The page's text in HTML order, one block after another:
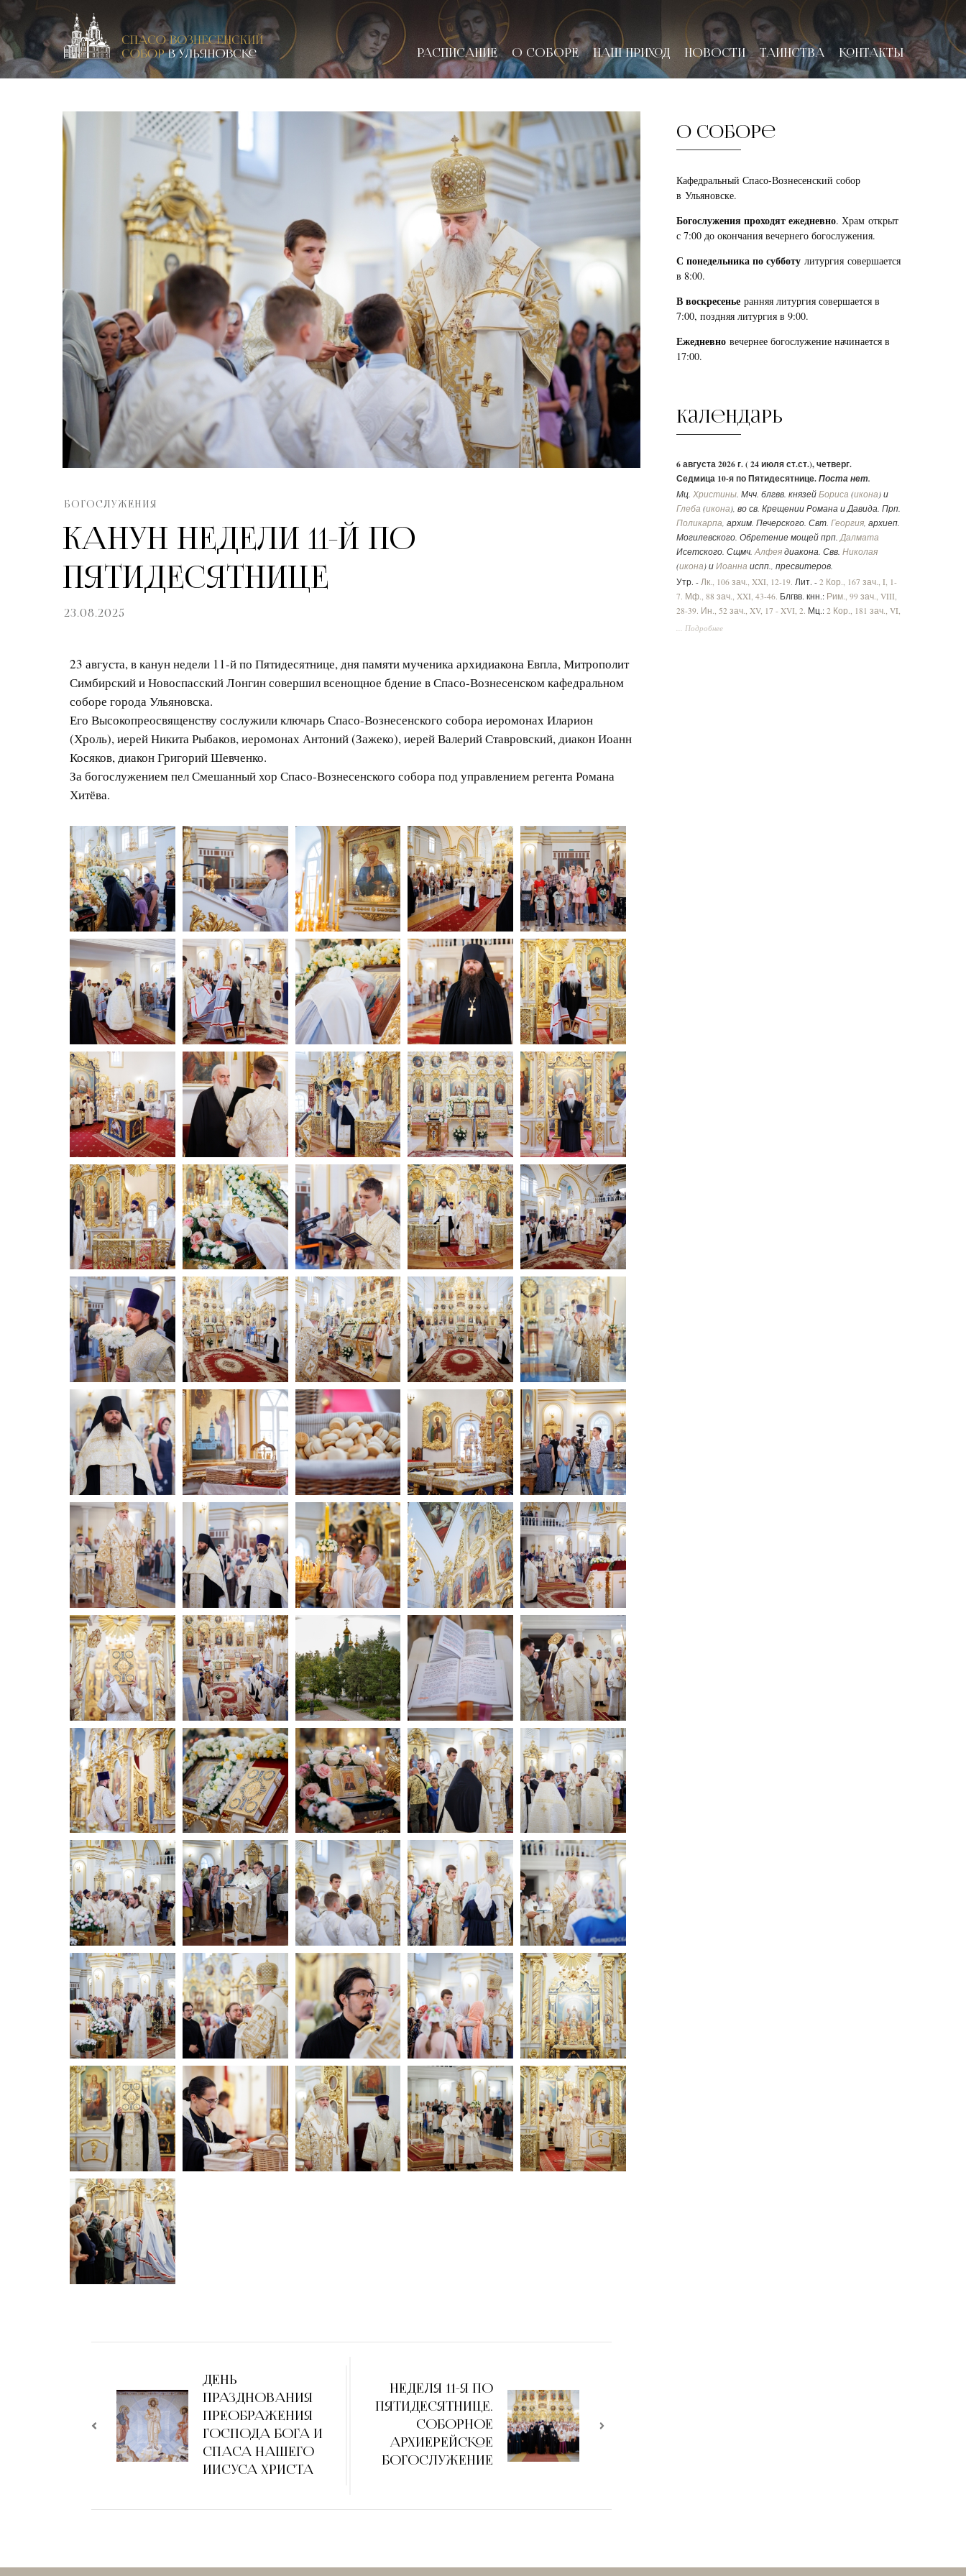
Спасо-Вознесенский кафедральный собор в Ульяновске
РАСПИСАНИЕ О СОБОРЕ НАШ ПРИХОД НОВОСТИ ТАИНСТВА КОНТАКТЫ
БОГОСЛУЖЕНИЯ
КАНУН НЕДЕЛИ 11-Й ПО
ПЯТИДЕСЯТНИЦЕ
23.08.2025
23 августа, в канун недели 11-й по Пятидесятнице, дня памяти мученика архидиакона Евпла, Митрополит
Симбирский и Новоспасский Лонгин совершил всенощное бдение в Спасо-Вознесенском кафедральном
соборе города Ульяновска.
Его Высокопреосвященству сослужили ключарь Спасо-Вознесенского собора иеромонах Иларион
(Хроль), иерей Никита Рыбаков, иеромонах Антоний (Зажеко), иерей Валерий Ставровский, диакон Иоанн
Косяков, диакон Григорий Шевченко.
За богослужением пел Смешанный хор Спасо-Вознесенского собора под управлением регента Романа
Хитёва.
ДЕНЬ
ПРАЗДНОВАНИЯ
ПРЕОБРАЖЕНИЯ
ГОСПОДА БОГА И
СПАСА НАШЕГО
ИИСУСА ХРИСТА
НЕДЕЛЯ 11-Я ПО
ПЯТИДЕСЯТНИЦЕ.
СОБОРНОЕ
АРХИЕРЕЙСКОЕ
БОГОСЛУЖЕНИЕ
О соборе
Кафедральный Спасо-Вознесенский собор
в Ульяновске.
Богослужения проходят ежедневно. Храм открыт
с 7:00 до окончания вечернего богослужения.
С понедельника по субботулитургия совершается
в 8:00.
В воскресеньеранняя литургия совершается в
7:00, поздняя литургия в 9:00.
Ежедневновечернее богослужение начинается в
17:00.
Календарь
6 августа 2026 г. ( 24 июля ст.ст.), четверг.
Седмица 10-я по Пятидесятнице.Поста нет.
Мц.Христины. Мчч. блгвв. князейБориса (икона) и
Глеба (икона), во св. Крещении Романа и Давида. Прп.
Поликарпа, архим. Печерского. Свт.Георгия, архиеп.
Могилевского. Обретение мощей прп.Далмата
Исетского. Сщмч.Алфея диакона. Свв.Николая
(икона) иИоанна испп., пресвитеров.
Утр. -Лк., 106 зач., XXI, 12-19. Лит. -2 Кор., 167 зач., I, 1-
7. Мф., 88 зач., XXI, 43-46. Блгвв. кнн.: Рим., 99 зач., VIII,
28-39. Ин., 52 зач., XV, 17 - XVI, 2. Мц.:2 Кор., 181 зач., VI,
1-10. Лк., 33 зач., VII, 36-50
... Подробнее